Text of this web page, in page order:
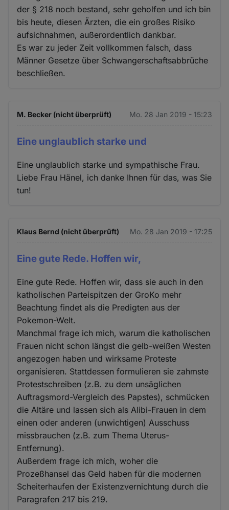
der § 218 noch bestand, sehr geholfen und ich bin
bis heute, diesen Ärzten, die ein großes Risiko
aufsichnahmen, außerordentlich dankbar.
Es war zu jeder Zeit vollkommen falsch, dass
Männer Gesetze über Schwangerschaftsabbrüche
beschließen.
M. Becker (nicht überprüft) Mo. 28 Jan 2019 - 15:23
Eine unglaublich starke und
Eine unglaublich starke und sympathische Frau.
Liebe Frau Hänel, ich danke Ihnen für das, was Sie
tun!
Klaus Bernd (nicht überprüft) Mo. 28 Jan 2019 - 17:25
Eine gute Rede. Hoffen wir,
Eine gute Rede. Hoffen wir, dass sie auch in den
katholischen Parteispitzen der GroKo mehr
Beachtung findet als die Predigten aus der
Pokemon-Welt.
Manchmal frage ich mich, warum die katholischen
Frauen nicht schon längst die gelb-weißen Westen
angezogen haben und wirksame Proteste
organisieren. Stattdessen formulieren sie zahmste
Protestschreiben (z.B. zu dem unsäglichen
Auftragsmord-Vergleich des Papstes), schmücken
die Altäre und lassen sich als Alibi-Frauen in dem
einen oder anderen (unwichtigen) Ausschuss
missbrauchen (z.B. zum Thema Uterus-
Entfernung).
Außerdem frage ich mich, woher die
Prozeßhansel das Geld haben für die modernen
Scheiterhaufen der Existenzvernichtung durch die
Paragrafen 217 bis 219.